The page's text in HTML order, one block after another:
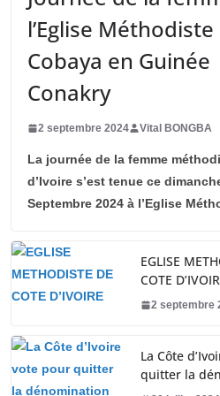
l’Eglise Méthodiste
Cobaya en Guinée
Conakry
2 septembre 2024 Vital BONGBA
La journée de la femme
d’Ivoire s’est tenue ce
Septembre 2024 à l’Eglise
EGLISE
COTE
2 septembre
La Côte
quitter la